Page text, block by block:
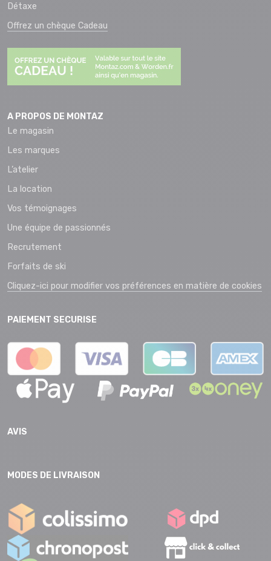
Détaxe
Offrez un chèque Cadeau
A PROPOS DE MONTAZ
Le magasin
Les marques
L’atelier
La location
Vos témoignages
Une équipe de passionnés
Recrutement
Forfaits de ski
Cliquez-ici pour modifier vos préférences en matière de cookies
PAIEMENT SECURISE
AVIS
MODES DE LIVRAISON